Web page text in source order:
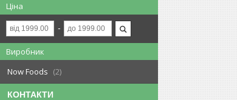
Ціна
Виробник
Now Foods
2
КОНТАКТИ